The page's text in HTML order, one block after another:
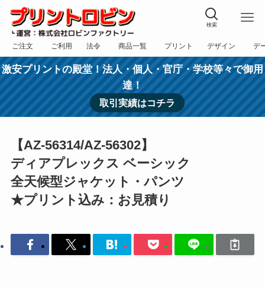
検索
ご注文
フォーム
ご利用
規約
法令
表記
商品一覧
カテゴリー
プリント
方法
デザイン
依頼
デ
入
激安プリントの殿堂！法人・個人・官庁・学校等々で御用
達！
取引実績はコチラ
【AZ-56314/AZ-56302】
ディアプレックス ベーシック
全天候型ジャケット・パンツ
★プリント込み：お見積り